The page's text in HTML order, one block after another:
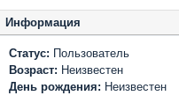
Информация
Статус: Пользователь
Возраст: Неизвестен
День рождения: Неизвестен